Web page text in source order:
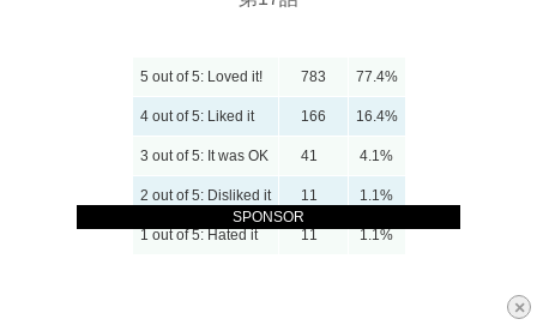
×
SPONSOR
5 out of 5: Loved it! 783 77.4%
4 out of 5: Liked it 166 16.4%
3 out of 5: It was OK 41 4.1%
2 out of 5: Disliked it 11 1.1%
1 out of 5: Hated it 11 1.1%